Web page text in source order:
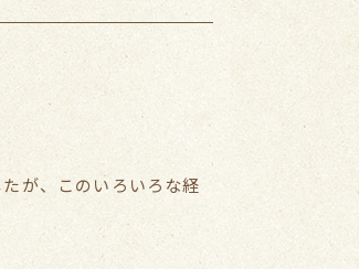
が、このいろいろな経